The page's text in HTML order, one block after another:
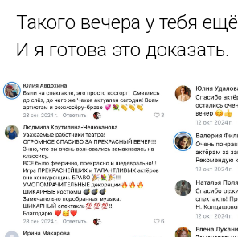
Такого вечера у тебя
И я готова это доказать.